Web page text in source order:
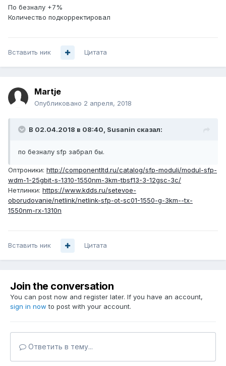
По безналу +7%
Количество подкорректировал
Вставить ник Цитата
Martje
Опубликовано 2 апреля, 2018
В 02.04.2018 в 08:40, Susanin сказал:
по безналу sfp забрал бы.
Оптроники: http://componentltd.ru/catalog/sfp-moduli/modul-sfp-
wdm-1-25gbit-s-1310-1550nm-3km-tbsf13-3-12gsc-3c/
Нетлинки: https://www.kdds.ru/setevoe-
oborudovanie/netlink/netlink-sfp-ot-sc01-1550-g-3km--tx-
1550nm-rx-1310n
Вставить ник Цитата
Join the conversation
You can post now and register later. If you have an account,
sign in now to post with your account.
Ответить в тему...